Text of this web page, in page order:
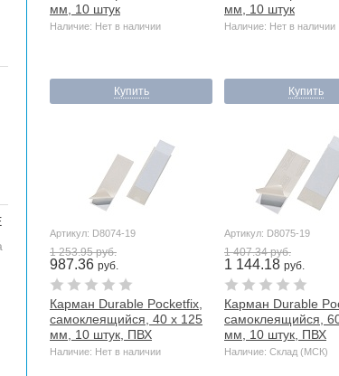
мм, 10 штук
Наличие: Нет в наличии
Купить
мм, 10 штук
Наличие: Нет в наличии
Купить
Артикул: D8074-19
1 253.95 руб.
987.36 руб.
Карман Durable Pocketfix,
самоклеящийся, 40 х 125
мм, 10 штук, ПВХ
Наличие: Нет в наличии
Артикул: D8075-19
1 407.34 руб.
1 144.18 руб.
Карман Durable
самоклеящийся,
мм, 10 штук, ПВХ
Наличие: Склад (МСК)